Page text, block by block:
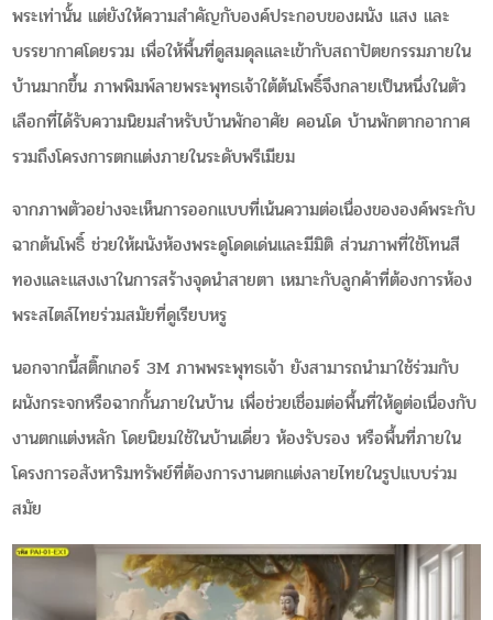
พระเท่านั้น แต่ยังให้ความสำคัญกับองค์ประกอบของผนัง แสง และ
บรรยากาศโดยรวม เพื่อให้พื้นที่ดูสมดุลและเข้ากับสถาปัตยกรรมภายใน
บ้านมากขึ้น ภาพพิมพ์ลายพระพุทธเจ้าใต้ต้นโพธิ์จึงกลายเป็นหนึ่งในตัว
เลือกที่ได้รับความนิยมสำหรับบ้านพักอาศัย คอนโด บ้านพักตากอากาศ
รวมถึงโครงการตกแต่งภายในระดับพรีเมียม
จากภาพตัวอย่างจะเห็นการออกแบบที่เน้นความต่อเนื่องขององค์พระกับ
ฉากต้นโพธิ์ ช่วยให้ผนังห้องพระดูโดดเด่นและมีมิติ ส่วนภาพที่ใช้โทนสี
ทองและแสงเงาในการสร้างจุดนำสายตา เหมาะกับลูกค้าที่ต้องการห้อง
พระสไตล์ไทยร่วมสมัยที่ดูเรียบหรู
นอกจากนี้สติ๊กเกอร์ 3M ภาพพระพุทธเจ้า ยังสามารถนำมาใช้ร่วมกับ
ผนังกระจกหรือฉากกั้นภายในบ้าน เพื่อช่วยเชื่อมต่อพื้นที่ให้ดูต่อเนื่องกับ
งานตกแต่งหลัก โดยนิยมใช้ในบ้านเดี่ยว ห้องรับรอง หรือพื้นที่ภายใน
โครงการอสังหาริมทรัพย์ที่ต้องการงานตกแต่งลายไทยในรูปแบบร่วม
สมัย